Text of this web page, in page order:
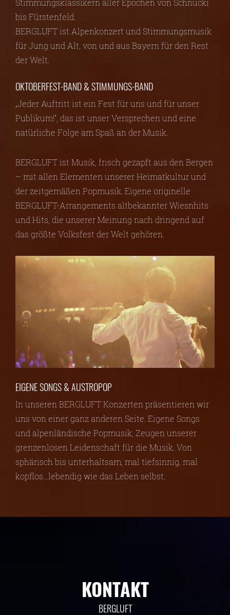
Stimmungsklassikern aller Epochen von Schnucki
bis Fürstenfeld.
BERGLUFT ist Alpenkonzert und Stimmungsmusik
für Jung und Alt, von und aus Bayern für den Rest
der Welt.
OKTOBERFEST-BAND & STIMMUNGS-BAND
„Jeder Auftritt ist ein Fest für uns und für unser
Publikum!“, das ist unser Versprechen und eine
natürliche Folge am Spaß an der Musik.
BERGLUFT ist Musik, frisch gezapft aus den Bergen
– mit allen Elementen unserer Heimatkultur und
der zeitgemäßen Popmusik. Eigene originelle
BERGLUFT-Arrangements altbekannter Wiesnhits
und Hits, die unserer Meinung nach dringend auf
das größte Volksfest der Welt gehören.
EIGENE SONGS & AUSTROPOP
In unseren BERGLUFT Konzerten präsentieren wir
uns von einer ganz anderen Seite. Eigene Songs
und alpenländische Popmusik, Zeugen unserer
grenzenlosen Leidenschaft für die Musik. Von
sphärisch bis unterhaltsam, mal tiefsinnig, mal
kopflos…lebendig wie das Leben selbst.
KONTAKT
BERGLUFT